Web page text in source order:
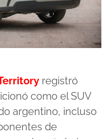
registró
como el SUV
argentino, incluso
de